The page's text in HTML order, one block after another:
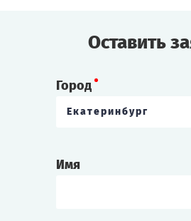
Оставить
Город
Екатеринбург
Имя